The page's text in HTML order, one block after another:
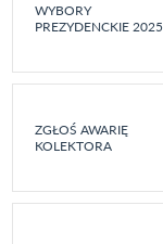
WYBORY
PREZYDENCKIE 2025
ZGŁOŚ AWARIĘ
KOLEKTORA